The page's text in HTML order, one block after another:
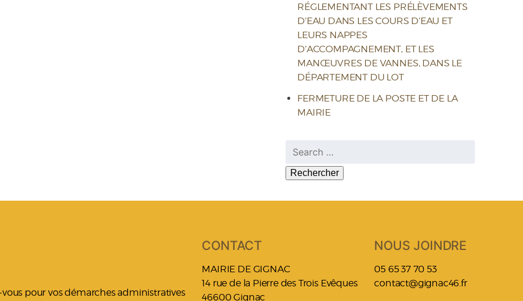
RÉGLEMENTANT LES PRÉLÈVEMENTS
D’EAU DANS LES COURS D’EAU ET
LEURS NAPPES
D’ACCOMPAGNEMENT, ET LES
MANŒUVRES DE VANNES, DANS LE
DÉPARTEMENT DU LOT
FERMETURE DE LA POSTE ET DE LA
MAIRIE
Rechercher :
pour vos démarches administratives
CONTACT
MAIRIE DE GIGNAC
14 rue de la Pierre des Trois Evêques
46600 Gignac
NOUS JOINDRE
05 65 37 70 53
contact@gignac46.fr